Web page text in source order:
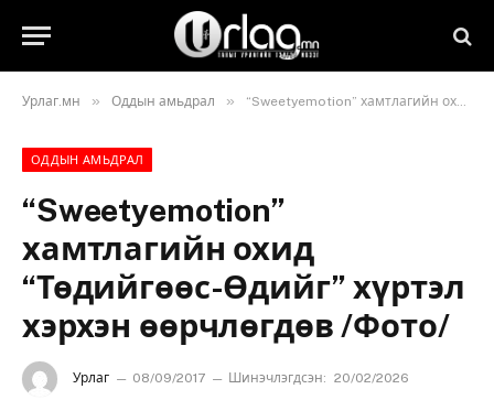
Урлаг.мн » Оддын амьдрал » “Sweetyemotion” хамтлагийн охид “Төдийгөөс-Өдийг” хүртэл хэрхэн өөрчлөгдөв /Фото/
ОДДЫН АМЬДРАЛ
“Sweetyemotion”
хамтлагийн охид
“Төдийгөөс-Өдийг” хүртэл
хэрхэн өөрчлөгдөв /Фото/
Урлаг 08/09/2017 Шинэчлэгдсэн: 20/02/2026